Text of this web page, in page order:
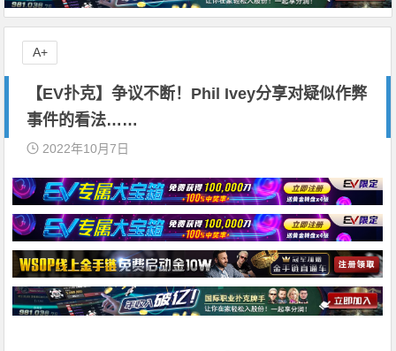
【EV扑克】争议不断！Phil Ivey分享对疑似作弊
事件的看法……
2022年10月7日
A+